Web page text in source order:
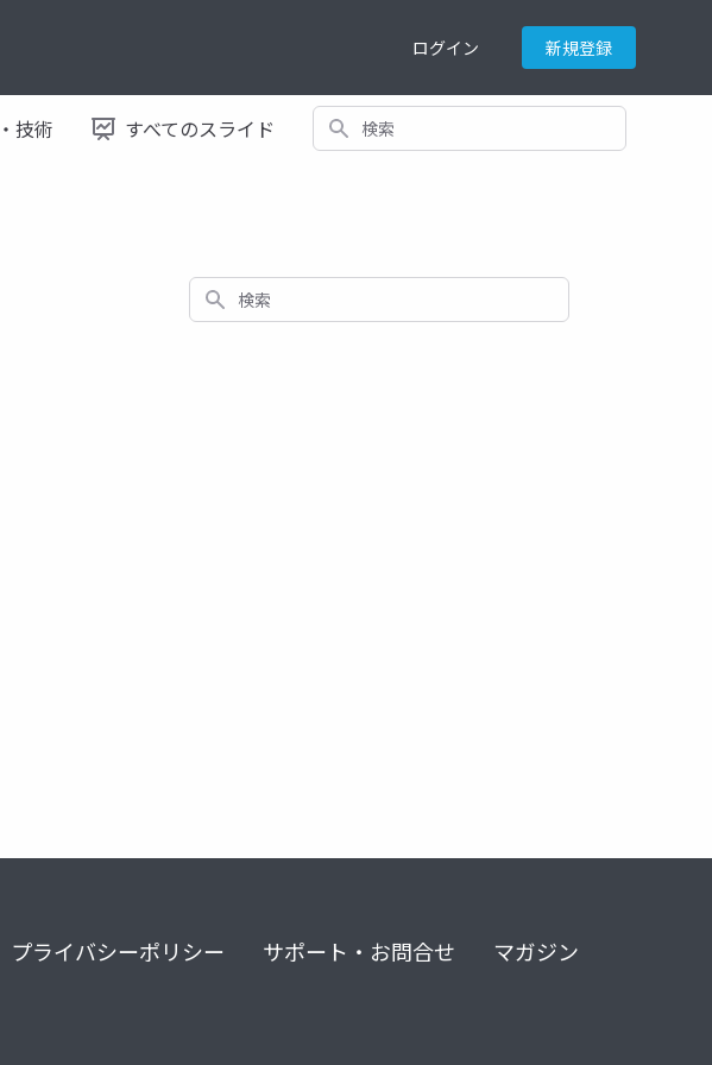
ログイン 新規登録
技術 すべてのスライド 検索
検索
プライバシーポリシー サポート・お問合せ マガジン